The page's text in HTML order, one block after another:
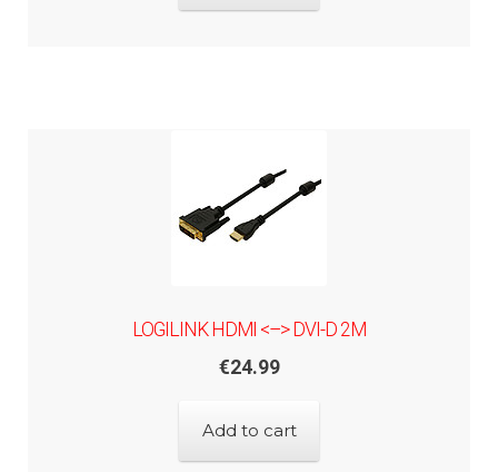
LOGILINK HDMI <–> DVI-D 2M
€24.99
Add to cart